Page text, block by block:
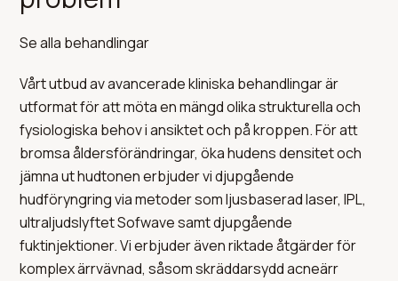
Se alla behandlingar
Vårt utbud av avancerade kliniska behandlingar är
utformat för att möta en mängd olika strukturella och
fysiologiska behov i ansiktet och på kroppen. För att
bromsa åldersförändringar, öka hudens densitet och
jämna ut hudtonen erbjuder vi djupgående
hudföryngring via metoder som ljusbaserad laser, IPL,
ultraljudslyftet Sofwave samt djupgående
fuktinjektioner. Vi erbjuder även riktade åtgärder för
komplex ärrvävnad, såsom skräddarsydd acneärr